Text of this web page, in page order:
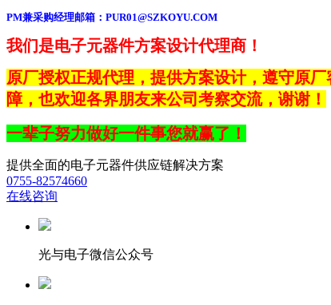
PM兼采购经理邮箱：PUR01@SZKOYU.COM
我们是电子元器件方案设计代理商！
原厂授权正规代理，提供方案设计，遵守原
障，也欢迎各界朋友来公司考察交流，谢谢 ！
一辈子努力做好一件事您就赢了！
提供全面的电子元器件供应链解决方案
0755-82574660
在线咨询
光与电子微信公众号